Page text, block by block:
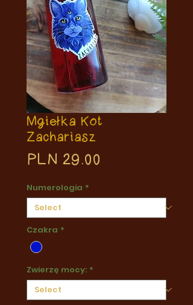
Mgiełka Kot
Zachariasz
PLN 29.00
Numerologia *
Czakra *
Zwierzę mocy: *